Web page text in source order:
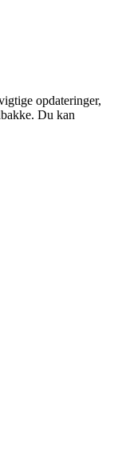
opdateringer,
Du kan